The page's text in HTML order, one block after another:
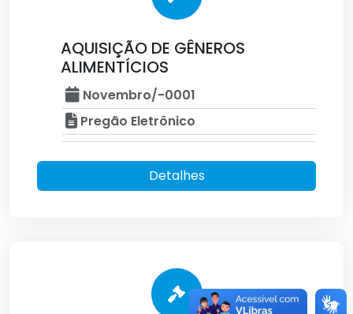
AQUISIÇÃO DE GÊNEROS
ALIMENTÍCIOS
Novembro/-0001
Pregão Eletrônico
Detalhes